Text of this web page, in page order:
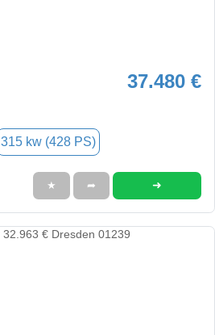
37.480 €
315 kw (428 PS)
★ ➦ ➜